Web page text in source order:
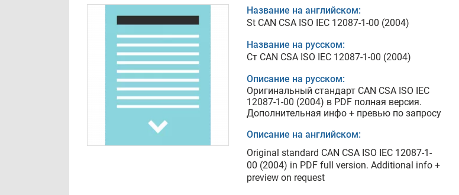
Название на английском:
St CAN CSA ISO IEC 12087-1-00 (2004)
Название на русском:
Ст CAN CSA ISO IEC 12087-1-00 (2004)
Описание на русском:
Оригинальный стандарт CAN CSA ISO IEC
12087-1-00 (2004) в PDF полная версия.
Дополнительная инфо + превью по запросу
Описание на английском:
Original standard CAN CSA ISO IEC 12087-1-
00 (2004) in PDF full version. Additional info +
preview on request